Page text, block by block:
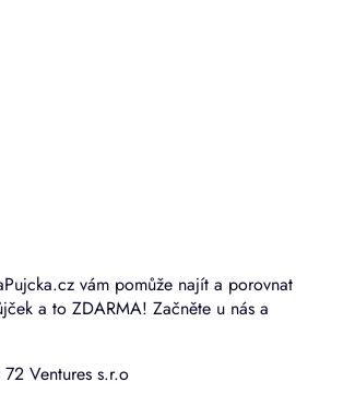
vám pomůže najít a porovnat
a to ZDARMA! Začněte u nás a
Ventures s.r.o